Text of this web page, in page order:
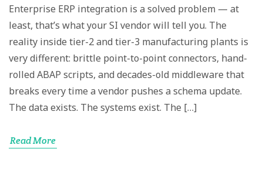
Enterprise ERP integration is a solved problem — at
least, that’s what your SI vendor will tell you. The
reality inside tier-2 and tier-3 manufacturing plants is
very different: brittle point-to-point connectors, hand-
rolled ABAP scripts, and decades-old middleware that
breaks every time a vendor pushes a schema update.
The data exists. The systems exist. The […]
Read More